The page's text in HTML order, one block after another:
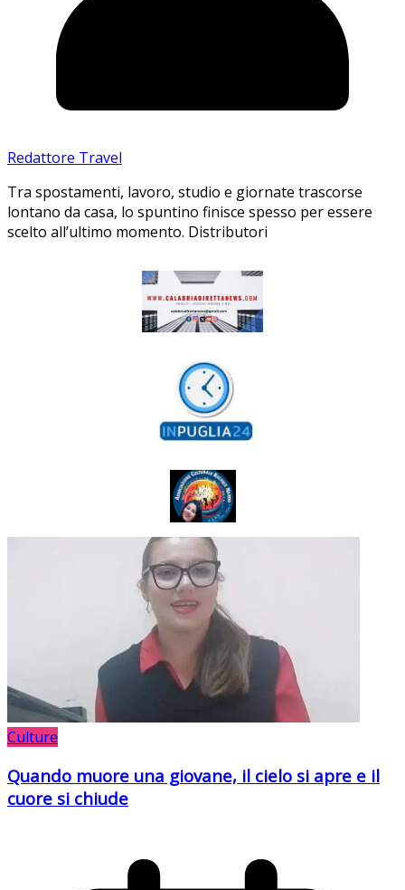
Redattore Travel
Tra spostamenti, lavoro, studio e giornate trascorse
lontano da casa, lo spuntino finisce spesso per essere
scelto all’ultimo momento. Distributori
Culture
Quando muore una giovane, il cielo si apre e il
cuore si chiude